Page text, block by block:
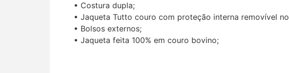
• Costura dupla;
• Jaqueta Tutto couro com proteção interna removível
• Bolsos externos;
• Jaqueta feita 100% em couro bovino;